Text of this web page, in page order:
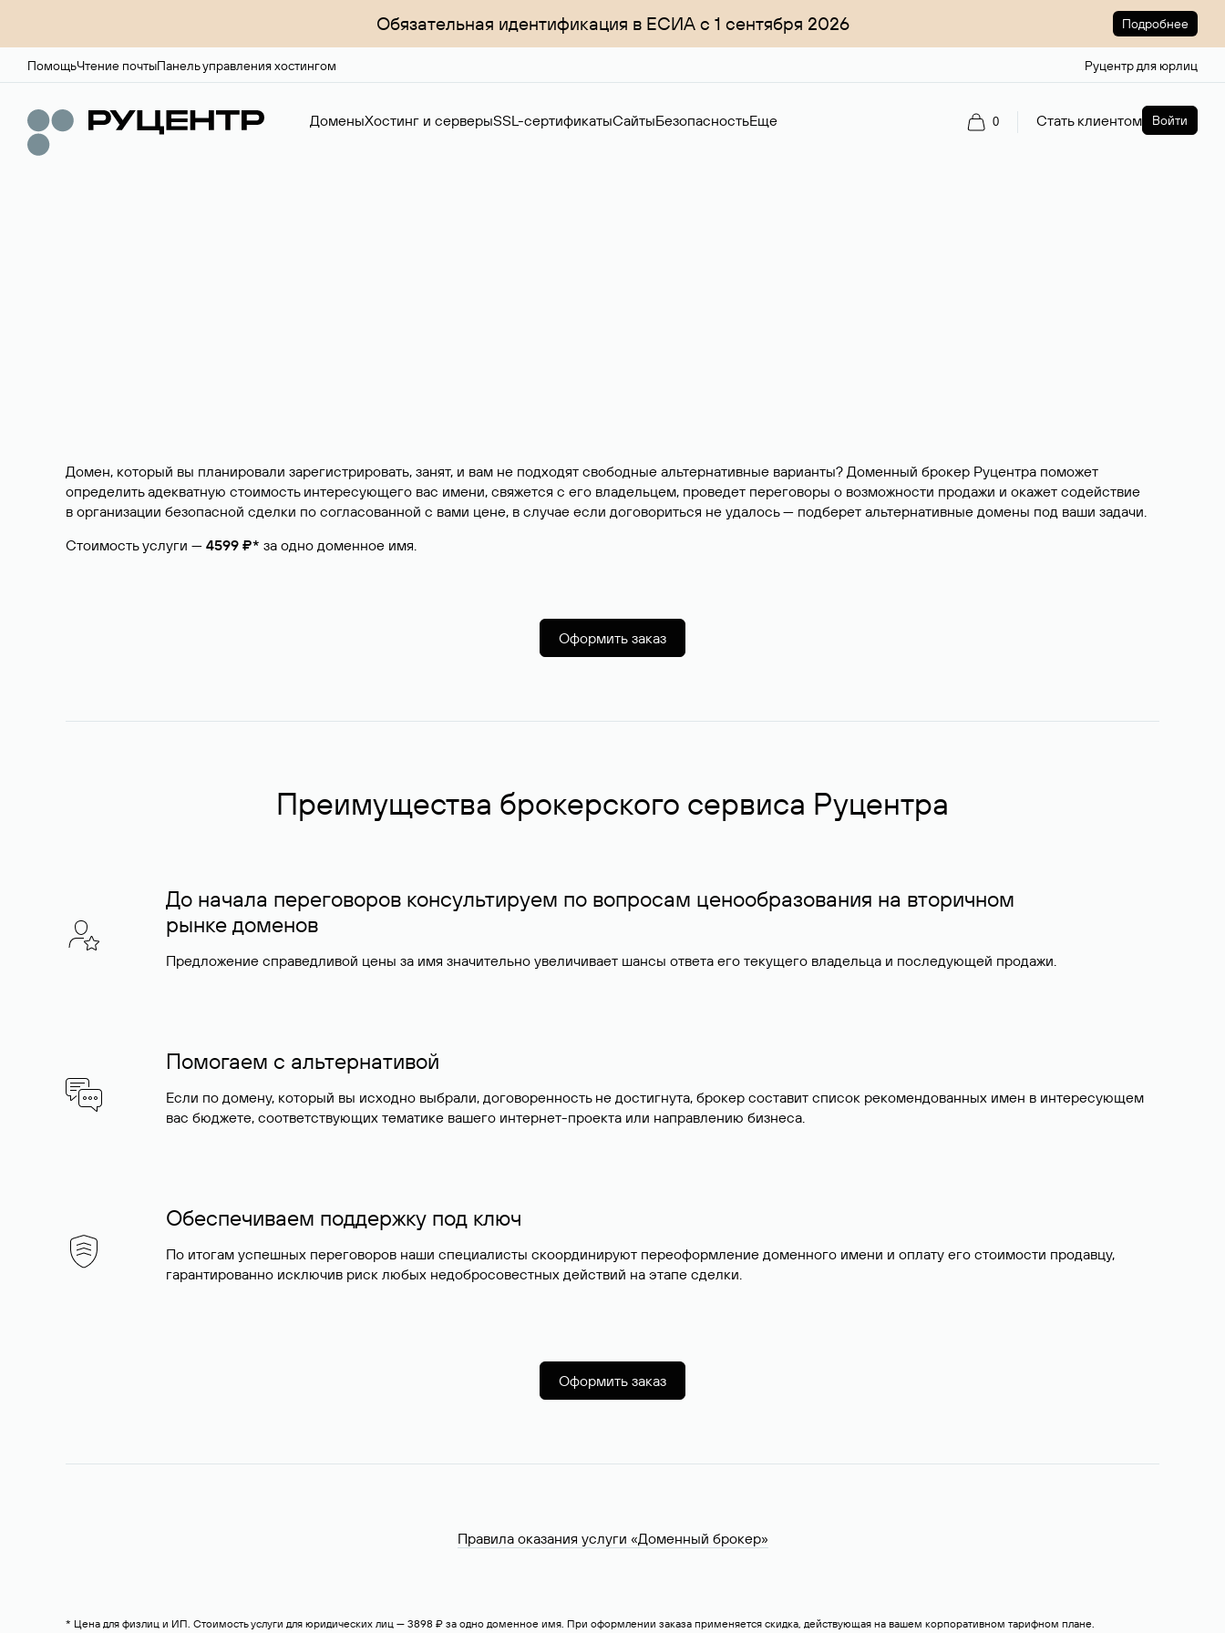
Обязательная идентификация в ЕСИА с 1 сентября 2026 Подробнее
ПомощьЧтение почтыПанель управления хостингом Руцентр для юрлиц
ДоменыХостинг и серверыSSL-сертификатыСайтыБезопасностьЕще 0 Стать клиентом Войти
Домен, который вы планировали зарегистрировать, занят, и вам не подходят свободные альтернативные варианты? Доменный брокер Руцентра поможет
определить адекватную стоимость интересующего вас имени, свяжется с его владельцем, проведет переговоры о возможности продажи и окажет содействие
в организации безопасной сделки по согласованной с вами цене, в случае если договориться не удалось — подберет альтернативные домены под ваши задачи.
Стоимость услуги — 4599 ₽* за одно доменное имя.
Оформить заказ
Преимущества брокерского сервиса Руцентра
До начала переговоров консультируем по вопросам ценообразования на вторичном
рынке доменов
Предложение справедливой цены за имя значительно увеличивает шансы ответа его текущего владельца и последующей продажи.
Помогаем с альтернативой
Если по домену, который вы исходно выбрали, договоренность не достигнута, брокер составит список рекомендованных имен в интересующем
вас бюджете, соответствующих тематике вашего интернет-проекта или направлению бизнеса.
Обеспечиваем поддержку под ключ
По итогам успешных переговоров наши специалисты скоординируют переоформление доменного имени и оплату его стоимости продавцу,
гарантированно исключив риск любых недобросовестных действий на этапе сделки.
Оформить заказ
Правила оказания услуги «Доменный брокер»
* Цена для физлиц и ИП. Стоимость услуги для юридических лиц — 3898 ₽ за одно доменное имя. При оформлении заказа применяется скидка, действующая на вашем корпоративном тарифном плане.